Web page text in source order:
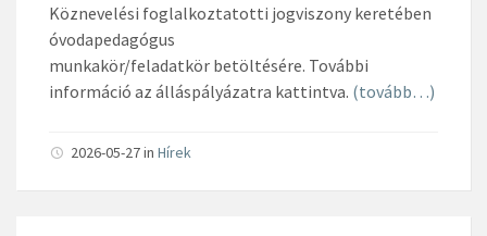
Köznevelési foglalkoztatotti jogviszony keretében
óvodapedagógus
munkakör/feladatkör betöltésére. További
információ az álláspályázatra kattintva. (tovább…)
2026-05-27in Hírek